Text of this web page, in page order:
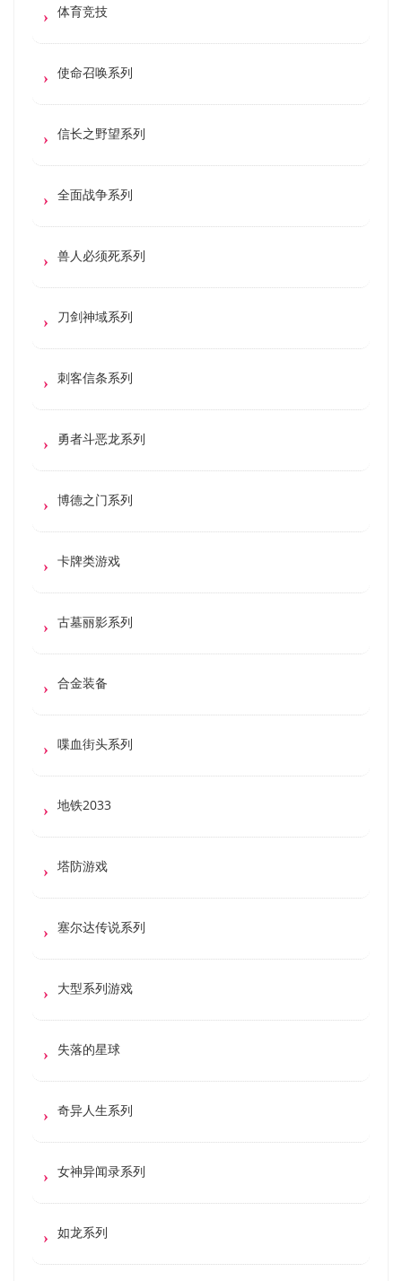
体育竞技
使命召唤系列
信长之野望系列
全面战争系列
兽人必须死系列
刀剑神域系列
刺客信条系列
勇者斗恶龙系列
博德之门系列
卡牌类游戏
古墓丽影系列
合金装备
喋血街头系列
地铁2033
塔防游戏
塞尔达传说系列
大型系列游戏
失落的星球
奇异人生系列
女神异闻录系列
如龙系列